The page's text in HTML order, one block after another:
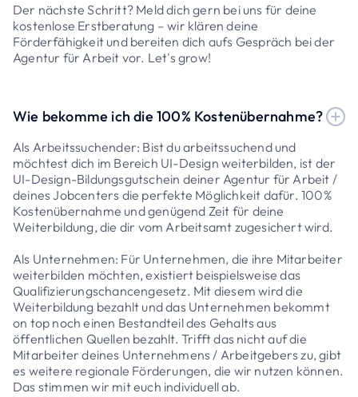
Der nächste Schritt? Meld dich gern bei uns für deine
kostenlose Erstberatung – wir klären deine
Förderfähigkeit und bereiten dich aufs Gespräch bei der
Agentur für Arbeit vor. Let's grow!
Wie bekomme ich die 100% Kostenübernahme?
Als Arbeitssuchender: Bist du arbeitssuchend und
möchtest dich im Bereich UI-Design weiterbilden, ist der
UI-Design-Bildungsgutschein deiner Agentur für Arbeit /
deines Jobcenters die perfekte Möglichkeit dafür. 100%
Kostenübernahme und genügend Zeit für deine
Weiterbildung, die dir vom Arbeitsamt zugesichert wird.
Als Unternehmen: Für Unternehmen, die ihre Mitarbeiter
weiterbilden möchten, existiert beispielsweise das
Qualifizierungschancengesetz. Mit diesem wird die
Weiterbildung bezahlt und das Unternehmen bekommt
on top noch einen Bestandteil des Gehalts aus
öffentlichen Quellen bezahlt. Trifft das nicht auf die
Mitarbeiter deines Unternehmens / Arbeitgebers zu, gibt
es weitere regionale Förderungen, die wir nutzen können.
Das stimmen wir mit euch individuell ab.